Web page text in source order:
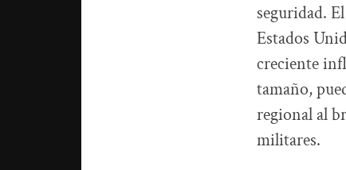
seguridad.
Estados
creciente
tamaño,
regional al
militares.